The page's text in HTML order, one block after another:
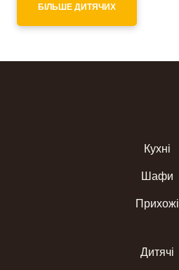
БІЛЬШЕ ДИТЯЧИХ
Кухні
Шафи
Прихожі
Дитячі